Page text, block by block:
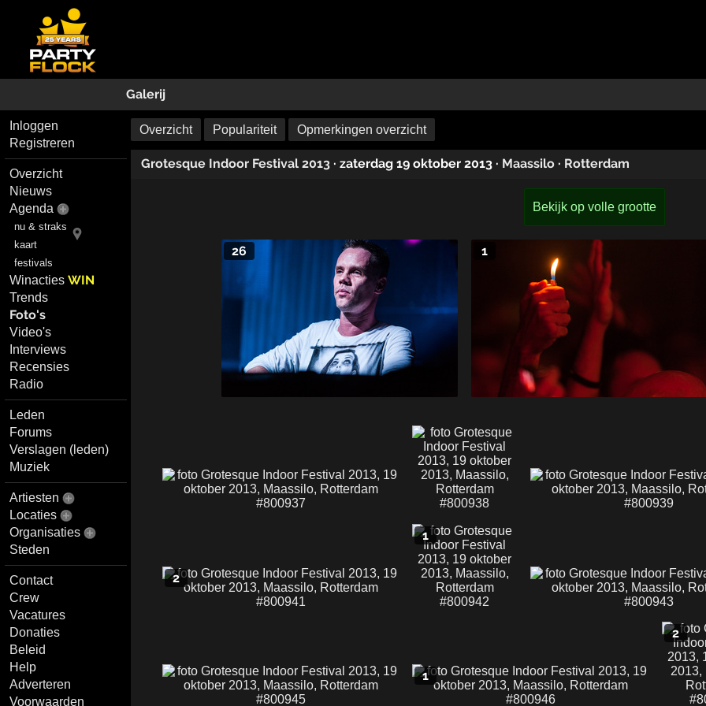
Galerij
Inloggen
Registreren
Overzicht
Nieuws
Agenda
nu & straks
kaart
festivals
WinactiesWIN
Trends
Foto's
Video's
Interviews
Recensies
Radio
Leden
Forums
Verslagen (leden)
Muziek
Artiesten
Locaties
Organisaties
Steden
Contact
Crew
Vacatures
Donaties
Beleid
Help
Adverteren
Voorwaarden
Overzicht Populariteit Opmerkingen overzicht
Grotesque Indoor Festival 2013 · zaterdag 19 oktober 2013 · Maassilo · Rotterdam
Bekijk op volle grootte
26 1
2
1
1
2